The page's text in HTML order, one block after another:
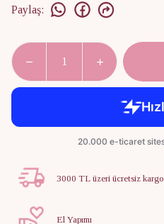
Paylaş:
3000 TL üzeri ücretsiz kargo
El Yapımı